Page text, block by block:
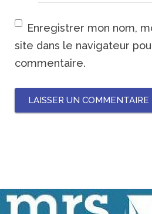
Enregistrer mon nom,
site dans le navigateur
commentaire.